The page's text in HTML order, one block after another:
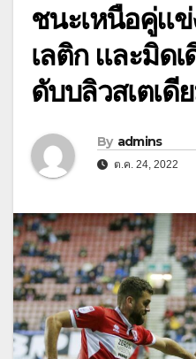
ชนะเหนือคู่แ
เลติก และมิด
ดับบลิวสเตเดี
By admins
ต.ค. 24, 2022